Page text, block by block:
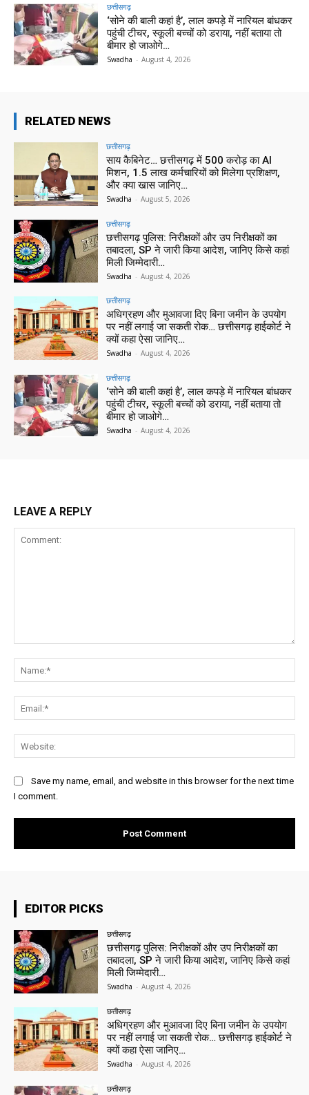
छत्तीसगढ़
‘सोने की बाली कहां है’, लाल कपड़े में नारियल बांधकर
पहुंची टीचर, स्कूली बच्चों को डराया, नहीं बताया तो
बीमार हो जाओगे…
Swadha - August 4, 2026
RELATED NEWS
छत्तीसगढ़
साय कैबिनेट… छत्तीसगढ़ में 500 करोड़ का AI
मिशन, 1.5 लाख कर्मचारियों को मिलेगा प्रशिक्षण,
और क्या खास जानिए…
Swadha - August 5, 2026
छत्तीसगढ़
छत्तीसगढ़ पुलिस: निरीक्षकों और उप निरीक्षकों का
तबादला, SP ने जारी किया आदेश, जानिए किसे कहां
मिली जिम्मेदारी…
Swadha - August 4, 2026
छत्तीसगढ़
अधिग्रहण और मुआवजा दिए बिना जमीन के उपयोग
पर नहीं लगाई जा सकती रोक… छत्तीसगढ़ हाईकोर्ट ने
क्यों कहा ऐसा जानिए…
Swadha - August 4, 2026
छत्तीसगढ़
‘सोने की बाली कहां है’, लाल कपड़े में नारियल बांधकर
पहुंची टीचर, स्कूली बच्चों को डराया, नहीं बताया तो
बीमार हो जाओगे…
Swadha - August 4, 2026
LEAVE A REPLY
Save my name, email, and website in this browser for the next time
I comment.
EDITOR PICKS
छत्तीसगढ़
छत्तीसगढ़ पुलिस: निरीक्षकों और उप निरीक्षकों का
तबादला, SP ने जारी किया आदेश, जानिए किसे कहां
मिली जिम्मेदारी…
Swadha - August 4, 2026
छत्तीसगढ़
अधिग्रहण और मुआवजा दिए बिना जमीन के उपयोग
पर नहीं लगाई जा सकती रोक… छत्तीसगढ़ हाईकोर्ट ने
क्यों कहा ऐसा जानिए…
Swadha - August 4, 2026
छत्तीसगढ़